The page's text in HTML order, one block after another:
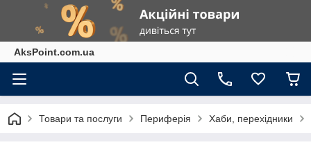
AksPoint.com.ua
Товари та послуги Периферія Хаби, перехідники